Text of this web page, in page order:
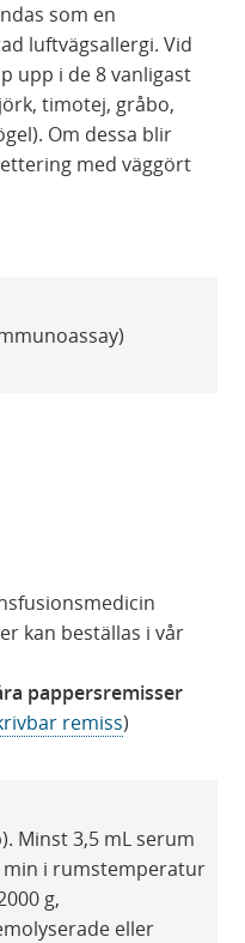
som en
luftvägsallergi. Vid
upp i de 8 vanligast
timotej, gråbo,
Om dessa blir
med väggört
kan beställas i vår
pappersremisser
remiss)
Minst 3,5 mL serum
min i rumstemperatur
g,
eller